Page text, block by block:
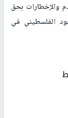
والإخطارات بحق
الفلسطيني في